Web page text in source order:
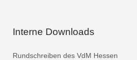
Interne Downloads
Rundschreiben des VdM Hessen